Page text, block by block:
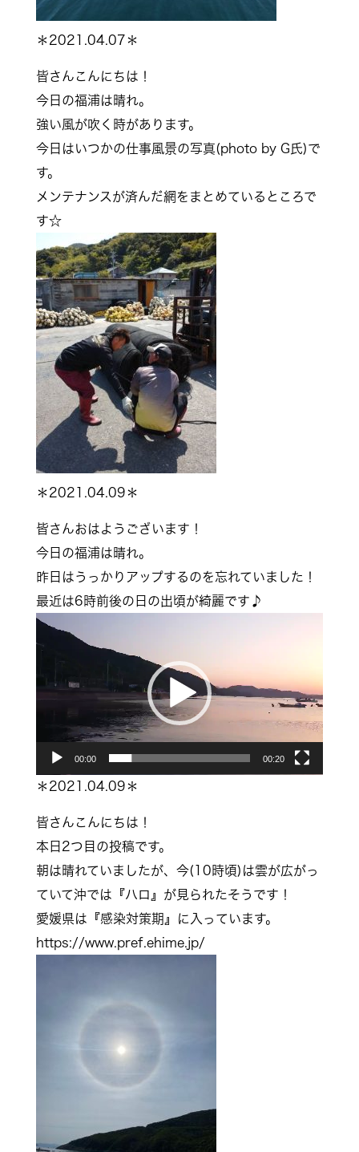
＊2021.04.07＊
皆さんこんにちは！
今日の福浦は晴れ。
強い風が吹く時があります。
今日はいつかの仕事風景の写真(photo by G氏)で
す。
メンテナンスが済んだ網をまとめているところで
す☆
＊2021.04.09＊
皆さんおはようございます！
今日の福浦は晴れ。
昨日はうっかりアップするのを忘れていました！
最近は6時前後の日の出頃が綺麗です♪
動
画
レ
ヤ
00:00 00:20
＊2021.04.09＊
皆さんこんにちは！
本日2つ目の投稿です。
朝は晴れていましたが、今(10時頃)は雲が広がっ
ていて沖では『ハロ』が見られたそうです！
愛媛県は『感染対策期』に入っています。
https://www.pref.ehime.jp/